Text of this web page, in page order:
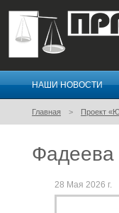
Правосознание
НАШИ НОВОСТИ
Главная Проект
Фадеева
28 Мая 2026 г.